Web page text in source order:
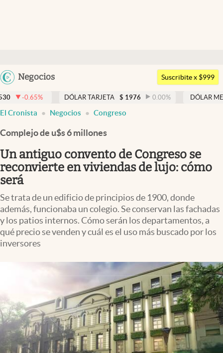
Argentina
Uruguay
Negocios
Members
Economía y Política
Finanzas y Mercados
Mercados Online
Negocios
Columnistas
Apertura
Infotechnology
Clase
Eventos Corporativos
El Cronista Studio
Mediakit
Suscribite x $999
DÓLAR TARJETA $ 1976 0.00% DÓLAR MEP 1521,52
El Cronista Negocios Congreso
Complejo de u$s 6 millones
Un antiguo convento de Congreso se
reconvierte en viviendas de lujo: cómo
será
Se trata de un edificio de principios de 1900, donde
además, funcionaba un colegio. Se conservan las fachadas
y los patios internos. Cómo serán los departamentos, a
qué precio se venden y cuál es el uso más buscado por los
inversores